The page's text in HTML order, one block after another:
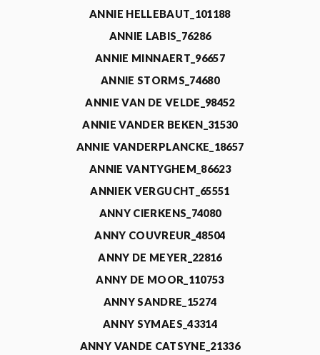
ANNIE HELLEBAUT_101188
ANNIE LABIS_76286
ANNIE MINNAERT_96657
ANNIE STORMS_74680
ANNIE VAN DE VELDE_98452
ANNIE VANDER BEKEN_31530
ANNIE VANDERPLANCKE_18657
ANNIE VANTYGHEM_86623
ANNIEK VERGUCHT_65551
ANNY CIERKENS_74080
ANNY COUVREUR_48504
ANNY DE MEYER_22816
ANNY DE MOOR_110753
ANNY SANDRE_15274
ANNY SYMAES_43314
ANNY VANDE CATSYNE_21336